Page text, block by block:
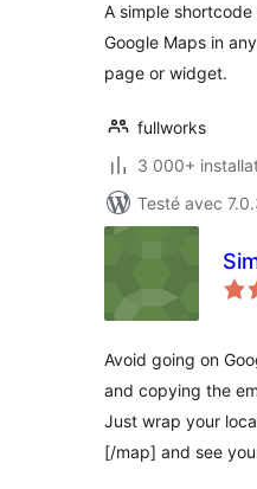
A simple
Google Maps in
page or widget.
fullworks
3 000+
Testé avec
Avoid going on
and copying the
Just wrap your
[/map] and see